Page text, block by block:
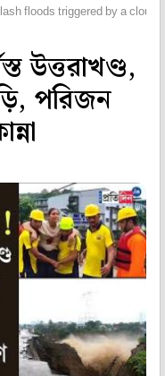
floods triggered by a
উত্তরাখণ্ড,
পরিজন